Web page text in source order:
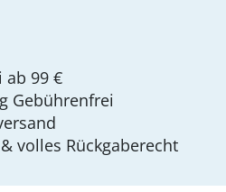
ab 99 €
Gebührenfrei
volles Rückgaberecht